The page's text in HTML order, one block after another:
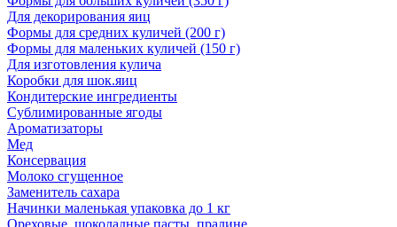
Для декорирования яиц
Формы для средних куличей (200 г)
Формы для маленьких куличей (150 г)
Для изготовления кулича
Коробки для шок.яиц
Кондитерские ингредиенты
Сублимированные ягоды
Ароматизаторы
Мед
Консервация
Молоко сгущенное
Заменитель сахара
Начинки маленькая упаковка до 1 кг
Ореховые, шоколадные пасты, пралине